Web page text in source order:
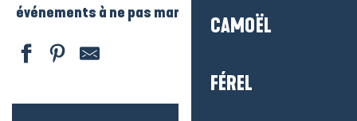
CAMOËL
FÉREL
événements à ne pas manquer.